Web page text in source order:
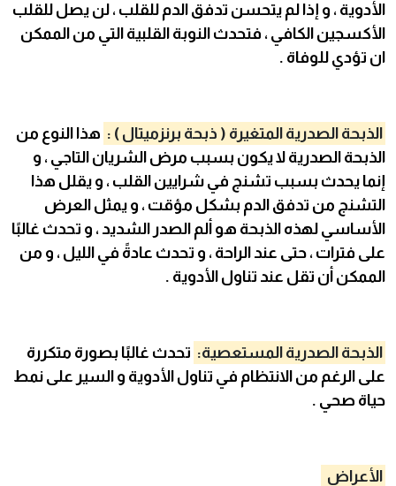
الأدوية ، و إذا لم يتحسن تدفق الدم للقلب ، لن يصل للقلب
الأكسجين الكافي ، فتحدث النوبة القلبية التي من الممكن
ان تؤدي للوفاة .
الذبحة الصدرية المتغيرة ( ذبحة برنزميتال ) : هذا النوع من
الذبحة الصدرية لا يكون بسبب مرض الشريان التاجي ، و
إنما يحدث بسبب تشنج في شرايين القلب ، و يقلل هذا
التشنج من تدفق الدم بشكل مؤقت ، و يمثل العرض
الأساسي لهذه الذبحة هو ألم الصدر الشديد ، و تحدث غالبًا
على فترات ، حتى عند الراحة ، و تحدث عادةً في الليل ، و من
الممكن أن تقل عند تناول الأدوية .
الذبحة الصدرية المستعصية: تحدث غالبًا بصورة متكررة
على الرغم من الانتظام في تناول الأدوية و السير على نمط
حياة صحي .
الأعراض